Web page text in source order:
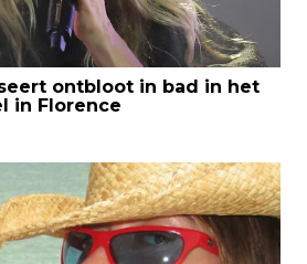
ontbloot in bad in het
in Florence